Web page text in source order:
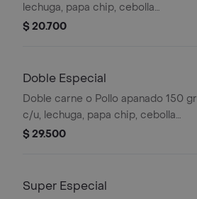
lechuga, papa chip, cebolla
caramelizada, queso, tomate huevo
$ 20.700
Doble Especial
Doble carne o Pollo apanado 150 gr
c/u, lechuga, papa chip, cebolla
caramelizada, queso, tomate, huevo
$ 29.500
Super Especial